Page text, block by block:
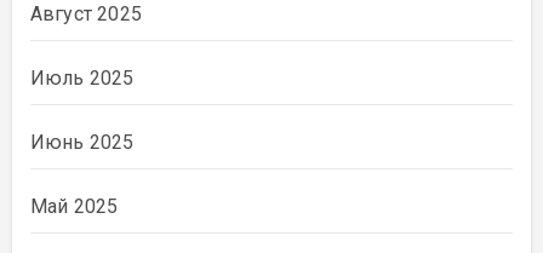
Август 2025
Июль 2025
Июнь 2025
Май 2025